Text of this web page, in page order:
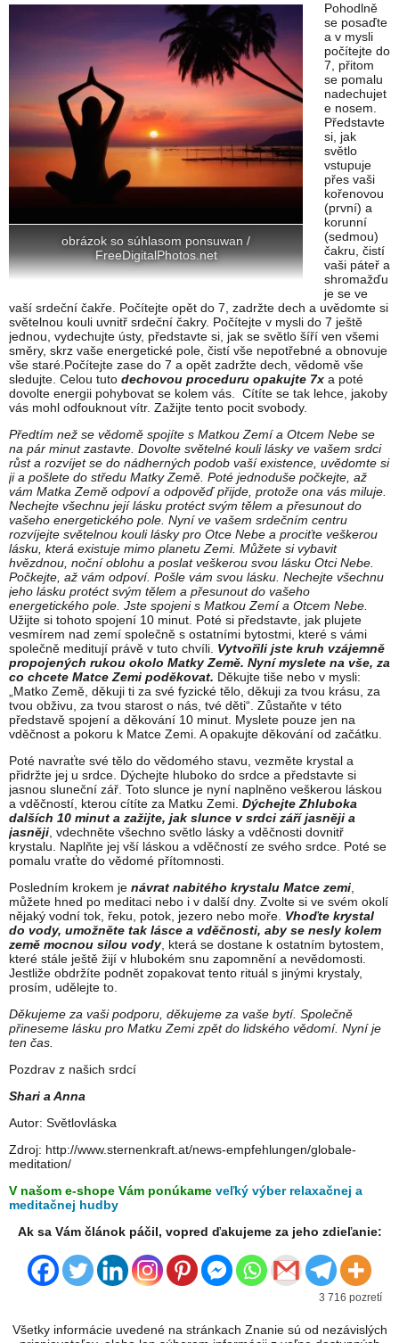
obrázok so súhlasom ponsuwan /
FreeDigitalPhotos.net
Pohodlně
se posaďte
a v mysli
počítejte do
7, přitom
se pomalu
nadechujet
e nosem.
Představte
si, jak
světlo
vstupuje
přes vaši
kořenovou
(první) a
korunní
(sedmou)
čakru, čistí
vaši páteř a
shromažďu
je se ve
vaší srdeční čakře. Počítejte opět do 7, zadržte dech a uvědomte si
světelnou kouli uvnitř srdeční čakry. Počítejte v mysli do 7 ještě
jednou, vydechujte ústy, představte si, jak se světlo šíří ven všemi
směry, skrz vaše energetické pole, čistí vše nepotřebné a obnovuje
vše staré.Počítejte zase do 7 a opět zadržte dech, vědomě vše
sledujte. Celou tuto dechovou proceduru opakujte 7x a poté
dovolte energii pohybovat se kolem vás. Cítíte se tak lehce, jakoby
vás mohl odfouknout vítr. Zažijte tento pocit svobody.
Předtím než se vědomě spojíte s Matkou Zemí a Otcem Nebe se
na pár minut zastavte. Dovolte světelné kouli lásky ve vašem srdci
růst a rozvíjet se do nádherných podob vaší existence, uvědomte si
ji a pošlete do středu Matky Země. Poté jednoduše počkejte, až
vám Matka Země odpoví a odpověď přijde, protože ona vás miluje.
Nechejte všechnu její lásku protéct svým tělem a přesunout do
vašeho energetického pole. Nyní ve vašem srdečním centru
rozvíjejte světelnou kouli lásky pro Otce Nebe a prociťte veškerou
lásku, která existuje mimo planetu Zemi. Můžete si vybavit
hvězdnou, noční oblohu a poslat veškerou svou lásku Otci Nebe.
Počkejte, až vám odpoví. Pošle vám svou lásku. Nechejte všechnu
jeho lásku protéct svým tělem a přesunout do vašeho
energetického pole. Jste spojeni s Matkou Zemí a Otcem Nebe.
Užijte si tohoto spojení 10 minut. Poté si představte, jak plujete
vesmírem nad zemí společně s ostatními bytostmi, které s vámi
společně meditují právě v tuto chvíli. Vytvořili jste kruh vzájemně
propojených rukou okolo Matky Země. Nyní myslete na vše, za
co chcete Matce Zemi poděkovat. Děkujte tiše nebo v mysli:
„Matko Země, děkuji ti za své fyzické tělo, děkuji za tvou krásu, za
tvou obživu, za tvou starost o nás, tvé děti“. Zůstaňte v této
představě spojení a děkování 10 minut. Myslete pouze jen na
vděčnost a pokoru k Matce Zemi. A opakujte děkování od začátku.
Poté navraťte své tělo do vědomého stavu, vezměte krystal a
přidržte jej u srdce. Dýchejte hluboko do srdce a představte si
jasnou sluneční zář. Toto slunce je nyní naplněno veškerou láskou
a vděčností, kterou cítíte za Matku Zemi. Dýchejte Zhluboka
dalších 10 minut a zažijte, jak slunce v srdci září jasněji a
jasněji , vdechněte všechno světlo lásky a vděčnosti dovnitř
krystalu. Naplňte jej vší láskou a vděčností ze svého srdce. Poté se
pomalu vraťte do vědomé přítomnosti.
Posledním krokem je návrat nabitého krystalu Matce zemi
můžete hned po meditaci nebo i v další dny. Zvolte si ve svém okolí
nějaký vodní tok, řeku, potok, jezero nebo moře. Vhoďte krystal
do vody, umožněte tak lásce a vděčnosti, aby se nesly kolem
země mocnou silou vody, která se dostane k ostatním bytostem,
které stále ještě žijí v hlubokém snu zapomnění a nevědomosti.
Jestliže obdržíte podnět zopakovat tento rituál s jinými krystaly,
prosím, udělejte to.
Děkujeme za vaši podporu, děkujeme za vaše bytí. Společně
přineseme lásku pro Matku Zemi zpět do lidského vědomí. Nyní je
ten čas.
Pozdrav z našich srdcí
Shari a Anna
Autor: Světlovláska
Zdroj: http://www.sternenkraft.at/news-empfehlungen/globale-
meditation/
V našom e-shope Vám ponúkame veľký výber relaxačnej a
meditačnej hudby
Ak sa Vám článok páčil, vopred ďakujeme za jeho zdieľanie:
3 716 pozretí
Všetky informácie uvedené na stránkach Znanie sú od nezávislých